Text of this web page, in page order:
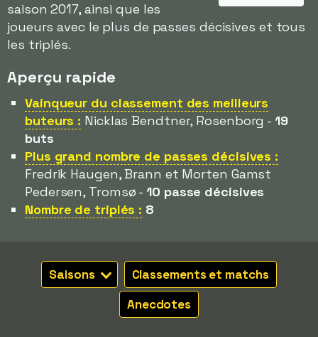
saison 2017, ainsi que les
joueurs avec le plus de passes décisives et tous
les triplés.
Aperçu rapide
Vainqueur du classement des meilleurs
buteurs : Nicklas Bendtner, Rosenborg -19
buts
Plus grand nombre de passes décisives :
Fredrik Haugen, Brann et Morten Gamst
Pedersen, Tromsø -10 passe décisives
Nombre de triplés : 8
Saisons
Classements et matchs
Anecdotes